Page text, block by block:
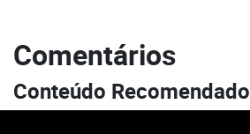
Comentários
Conteúdo Recomendado